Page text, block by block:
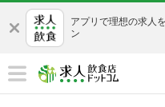
アプリで理想の求人
ン